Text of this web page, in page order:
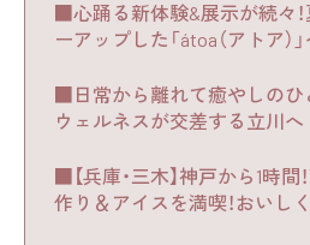
■心踊る新体験&展示が続々
ーアップした「átoa（アトア）
■日常から離れて癒やしのひ
ウェルネスが交差する立川へ
■【兵庫・三木】神戸から1時
作り＆アイスを満喫！おいし